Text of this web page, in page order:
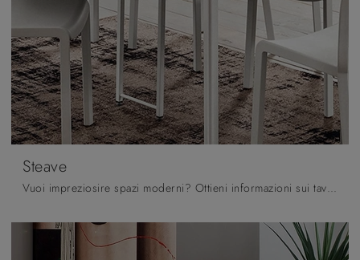
Steave
Vuoi impreziosire spazi moderni? Ottieni informazioni sui tavoli moderni consolle: il modello da pranzo Steave ti sta aspettando.